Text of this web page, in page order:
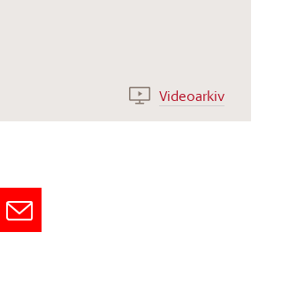
Videoarkiv